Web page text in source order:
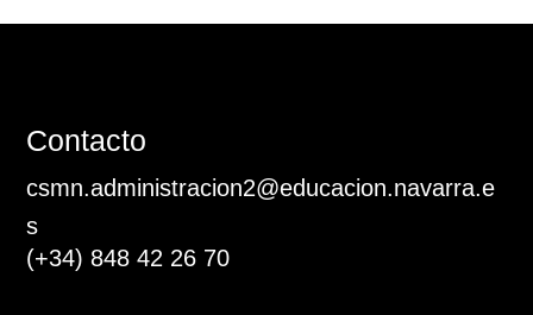
Contacto
csmn.administracion2@educacion.navarra.e
s
(+34) 848 42 26 70